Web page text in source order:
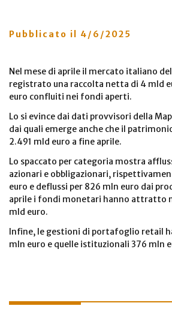
Pubblicato il 4/6/2025
Nel mese di aprile il mercato italiano
registrato una raccolta netta di 4 mld
euro confluiti nei fondi aperti.
Lo si evince dai dati provvisori della
dai quali emerge anche che il
2.491 mld euro a fine aprile.
Lo spaccato per categoria mostra
azionari e obbligazionari,
euro e deflussi per 826 mln euro dai
aprile i fondi monetari hanno attratto
mld euro.
Infine, le gestioni di portafoglio retail
mln euro e quelle istituzionali 376 mln